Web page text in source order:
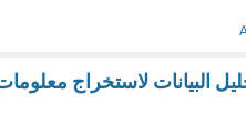
البيانات لاستخراج